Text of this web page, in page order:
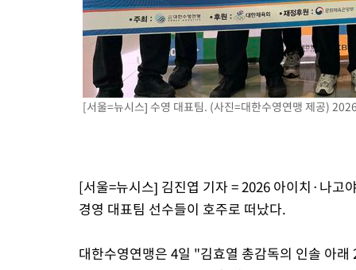
[서울=뉴시스] 수영 대표팀. (사진=대한수영연맹 제공)
[서울=뉴시스] 김진엽 기자 = 2026 아이치·나고
경영 대표팀 선수들이 호주로 떠났다.
대한수영연맹은 4일 "김효열 총감독의 인솔 아